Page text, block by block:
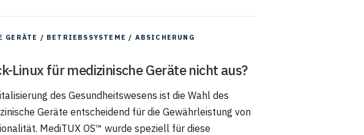
GERÄTE / BETRIEBSSYSTEME / ABSICHERUNG
Linux für medizinische Geräte nicht aus?
des Gesundheitswesens ist die Wahl des
Geräte entscheidend für die Gewährleistung von
MediTUX OS™ wurde speziell für diese